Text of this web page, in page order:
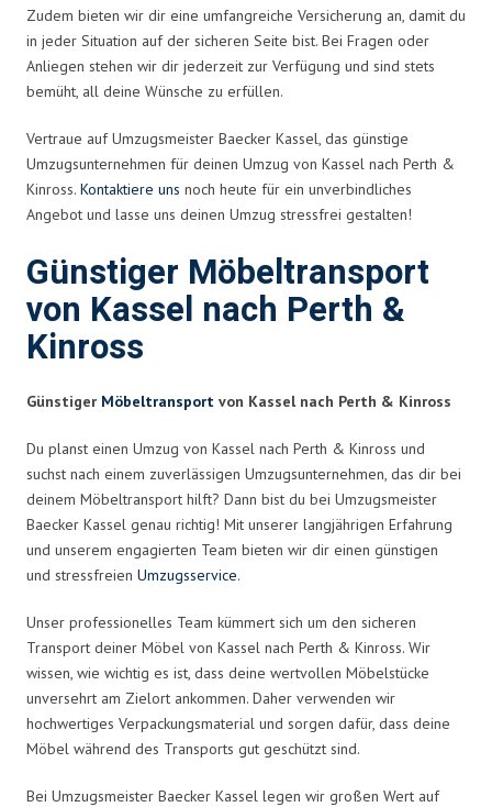
Zudem bieten wir dir eine umfangreiche Versicherung an, damit du
in jeder Situation auf der sicheren Seite bist. Bei Fragen oder
Anliegen stehen wir dir jederzeit zur Verfügung und sind stets
bemüht, all deine Wünsche zu erfüllen.
Vertraue auf Umzugsmeister Baecker Kassel, das günstige
Umzugsunternehmen für deinen Umzug von Kassel nach Perth &
Kinross. Kontaktiere uns noch heute für ein unverbindliches
Angebot und lasse uns deinen Umzug stressfrei gestalten!
Günstiger Möbeltransport
von Kassel nach Perth &
Kinross
Günstiger Möbeltransport von Kassel nach Perth & Kinross
Du planst einen Umzug von Kassel nach Perth & Kinross und
suchst nach einem zuverlässigen Umzugsunternehmen, das dir bei
deinem Möbeltransport hilft? Dann bist du bei Umzugsmeister
Baecker Kassel genau richtig! Mit unserer langjährigen Erfahrung
und unserem engagierten Team bieten wir dir einen günstigen
und stressfreien Umzugsservice.
Unser professionelles Team kümmert sich um den sicheren
Transport deiner Möbel von Kassel nach Perth & Kinross. Wir
wissen, wie wichtig es ist, dass deine wertvollen Möbelstücke
unversehrt am Zielort ankommen. Daher verwenden wir
hochwertiges Verpackungsmaterial und sorgen dafür, dass deine
Möbel während des Transports gut geschützt sind.
Bei Umzugsmeister Baecker Kassel legen wir großen Wert auf